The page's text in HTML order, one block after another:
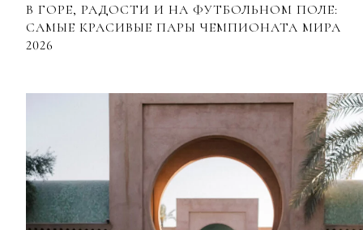
В ГОРЕ, РАДОСТИ И НА ФУТБОЛЬНОМ ПОЛЕ:
САМЫЕ КРАСИВЫЕ ПАРЫ ЧЕМПИОНАТА МИРА
2026